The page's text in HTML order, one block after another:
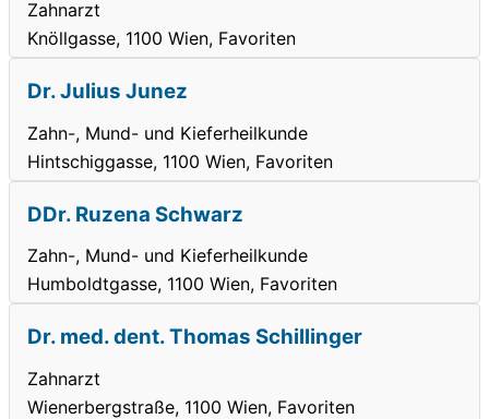
Zahnarzt
Knöllgasse, 1100 Wien, Favoriten
Dr. Julius Junez
Zahn-, Mund- und Kieferheilkunde
Hintschiggasse, 1100 Wien, Favoriten
DDr. Ruzena Schwarz
Zahn-, Mund- und Kieferheilkunde
Humboldtgasse, 1100 Wien, Favoriten
Dr. med. dent. Thomas Schillinger
Zahnarzt
Wienerbergstraße, 1100 Wien, Favoriten